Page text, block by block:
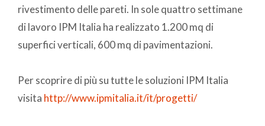
rivestimento delle pareti. In sole quattro settimane
di lavoro IPM Italia ha realizzato 1.200 mq di
superfici verticali, 600 mq di pavimentazioni.
Per scoprire di più su tutte le soluzioni IPM Italia
visita http://www.ipmitalia.it/it/progetti/